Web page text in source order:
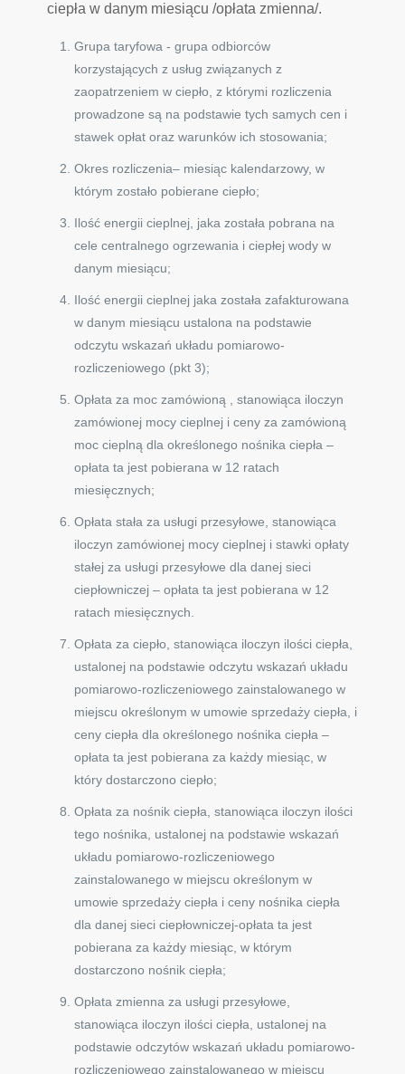
ciepła w danym miesiącu /opłata zmienna/.
Grupa taryfowa - grupa odbiorców
korzystających z usług związanych z
zaopatrzeniem w ciepło, z którymi rozliczenia
prowadzone są na podstawie tych samych cen i
stawek opłat oraz warunków ich stosowania;
Okres rozliczenia– miesiąc kalendarzowy, w
którym zostało pobierane ciepło;
Ilość energii cieplnej, jaka została pobrana na
cele centralnego ogrzewania i ciepłej wody w
danym miesiącu;
Ilość energii cieplnej jaka została zafakturowana
w danym miesiącu ustalona na podstawie
odczytu wskazań układu pomiarowo-
rozliczeniowego (pkt 3);
Opłata za moc zamówioną , stanowiąca iloczyn
zamówionej mocy cieplnej i ceny za zamówioną
moc cieplną dla określonego nośnika ciepła –
opłata ta jest pobierana w 12 ratach
miesięcznych;
Opłata stała za usługi przesyłowe, stanowiąca
iloczyn zamówionej mocy cieplnej i stawki opłaty
stałej za usługi przesyłowe dla danej sieci
ciepłowniczej – opłata ta jest pobierana w 12
ratach miesięcznych.
Opłata za ciepło, stanowiąca iloczyn ilości ciepła,
ustalonej na podstawie odczytu wskazań układu
pomiarowo-rozliczeniowego zainstalowanego w
miejscu określonym w umowie sprzedaży ciepła, i
ceny ciepła dla określonego nośnika ciepła –
opłata ta jest pobierana za każdy miesiąc, w
który dostarczono ciepło;
Opłata za nośnik ciepła, stanowiąca iloczyn ilości
tego nośnika, ustalonej na podstawie wskazań
układu pomiarowo-rozliczeniowego
zainstalowanego w miejscu określonym w
umowie sprzedaży ciepła i ceny nośnika ciepła
dla danej sieci ciepłowniczej-opłata ta jest
pobierana za każdy miesiąc, w którym
dostarczono nośnik ciepła;
Opłata zmienna za usługi przesyłowe,
stanowiąca iloczyn ilości ciepła, ustalonej na
podstawie odczytów wskazań układu pomiarowo-
rozliczeniowego zainstalowanego w miejscu